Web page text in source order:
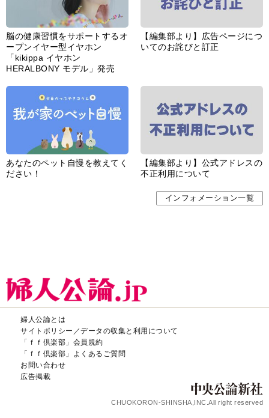
脳の健康習慣をサポートするオ
ープンイヤー型イヤホン
「kikippa イヤホン
HERALBONY モデル」発売
【編集部より】広告ページにつ
いてのお詫びと訂正
あなたのペット自慢を教えてく
ださい！
【編集部より】公式アドレスの
不正利用について
インフォメーション一覧
婦人公論とは
サイトポリシー／データの収集と利用について
「ｆｆ倶楽部」会員規約
「ｆｆ倶楽部」よくあるご質問
お問い合わせ
広告掲載
CHUOKORON-SHINSHA,INC.All right reserved